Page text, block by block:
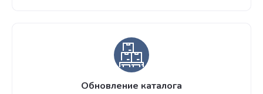
Обновление каталога